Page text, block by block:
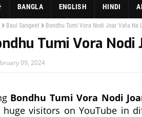
BANGLA ENGLISH HINDI
Baul Sangeet Bondhu Tumi Vora Nodi Joar Vata Na
Tumi Vora
09, 2024
Bondhu Tumi Vora Nodi
huge visitors on YouTube in